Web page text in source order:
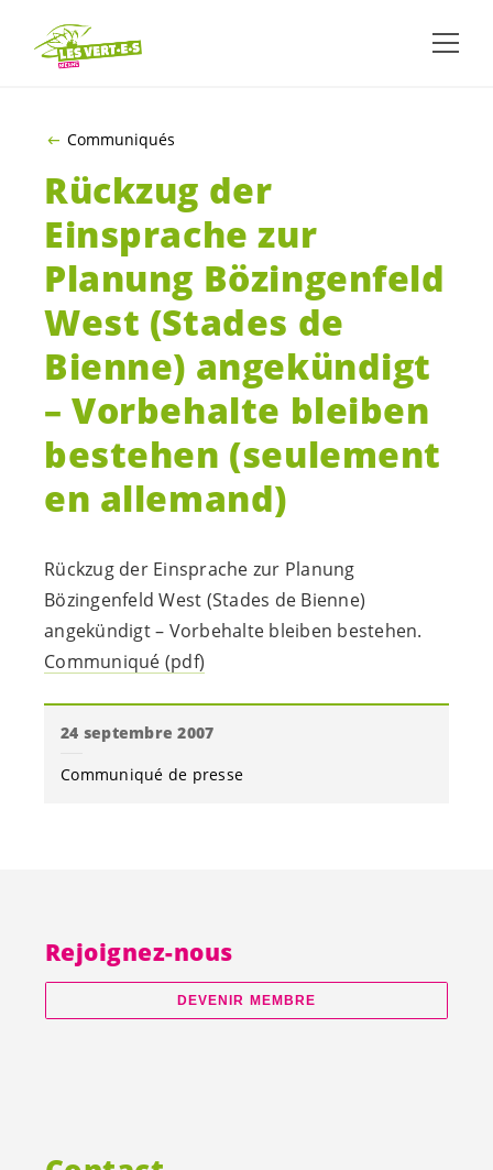
Communiqués
Rückzug der
Einsprache zur
Planung Bözingenfeld
West (Stades de
Bienne) angekündigt
– Vorbehalte bleiben
bestehen (seulement
en allemand)
Rückzug der Einsprache zur Planung
Bözingenfeld West (Stades de Bienne)
angekündigt – Vorbehalte bleiben bestehen.
Communiqué (pdf)
24 septembre 2007
Communiqué de presse
Rejoignez-nous
DEVENIR MEMBRE